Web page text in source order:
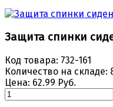
Защита спинки
Код товара: 732-161
Количество на складе:
Цена: 62.99 Руб.